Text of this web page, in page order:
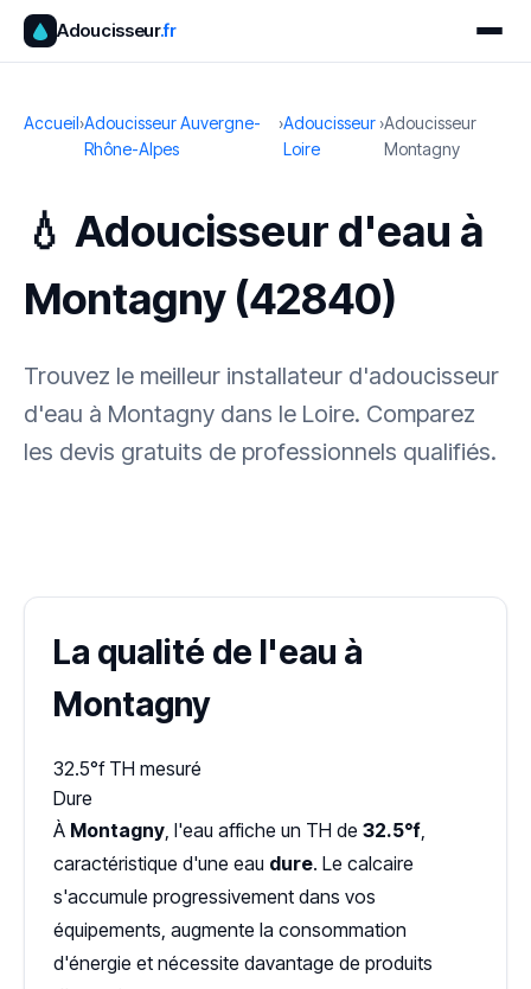
Adoucisseur.fr
Accueil›Adoucisseur Auvergne-
Rhône-Alpes
›Adoucisseur
Loire
›Adoucisseur
Montagny
💧 Adoucisseur d'eau à
Montagny (42840)
Trouvez le meilleur installateur d'adoucisseur
d'eau à Montagny dans le Loire. Comparez
les devis gratuits de professionnels qualifiés.
La qualité de l'eau à
Montagny
32.5°f TH mesuré
Dure
À Montagny, l'eau affiche un TH de 32.5°f,
caractéristique d'une eau dure. Le calcaire
s'accumule progressivement dans vos
équipements, augmente la consommation
d'énergie et nécessite davantage de produits